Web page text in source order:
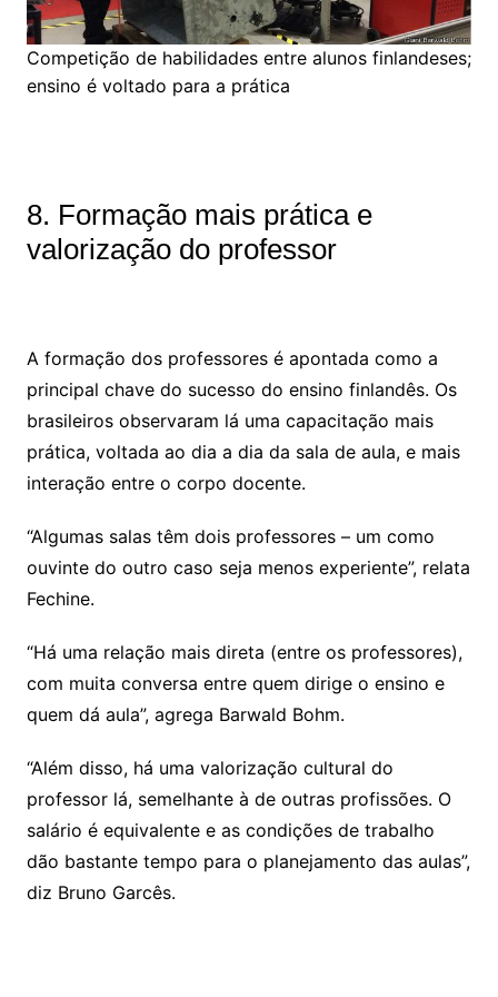
Competição de habilidades entre alunos finlandeses;
ensino é voltado para a prática
8. Formação mais prática e
valorização do professor
A formação dos professores é apontada como a
principal chave do sucesso do ensino finlandês. Os
brasileiros observaram lá uma capacitação mais
prática, voltada ao dia a dia da sala de aula, e mais
interação entre o corpo docente.
“Algumas salas têm dois professores – um como
ouvinte do outro caso seja menos experiente”, relata
Fechine.
“Há uma relação mais direta (entre os professores),
com muita conversa entre quem dirige o ensino e
quem dá aula”, agrega Barwald Bohm.
“Além disso, há uma valorização cultural do
professor lá, semelhante à de outras profissões. O
salário é equivalente e as condições de trabalho
dão bastante tempo para o planejamento das aulas”,
diz Bruno Garcês.